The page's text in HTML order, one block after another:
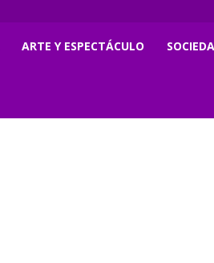
ARTE Y ESPECTÁCULO